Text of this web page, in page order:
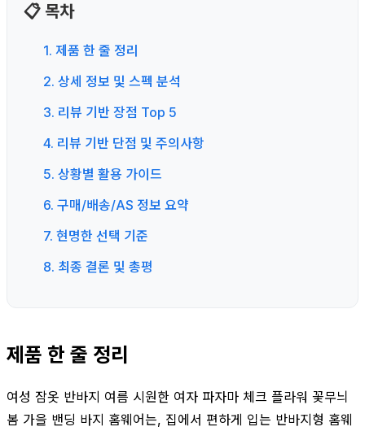
📋 목차
1. 제품 한 줄 정리
2. 상세 정보 및 스펙 분석
3. 리뷰 기반 장점 Top 5
4. 리뷰 기반 단점 및 주의사항
5. 상황별 활용 가이드
6. 구매/배송/AS 정보 요약
7. 현명한 선택 기준
8. 최종 결론 및 총평
제품 한 줄 정리
여성 잠옷 반바지 여름 시원한 여자 파자마 체크 플라워 꽃무늬
봄 가을 밴딩 바지 홈웨어는, 집에서 편하게 입는 반바지형 홈웨